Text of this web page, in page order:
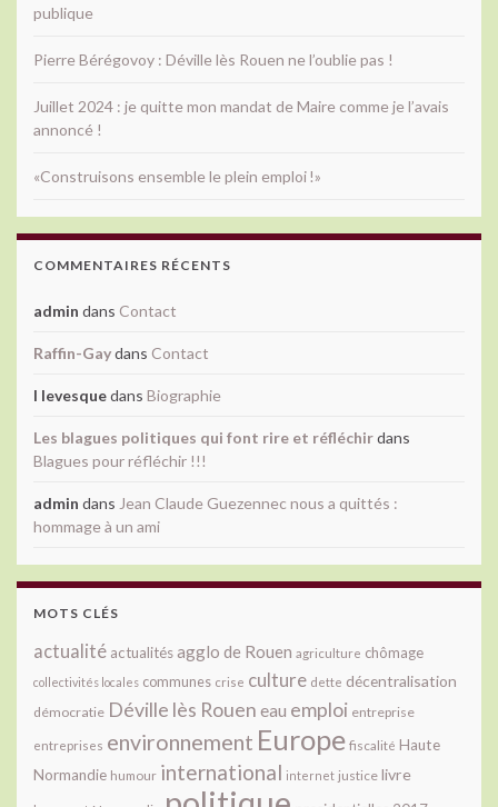
publique
Pierre Bérégovoy : Déville lès Rouen ne l’oublie pas !
Juillet 2024 : je quitte mon mandat de Maire comme je l’avais
annoncé !
«Construisons ensemble le plein emploi !»
COMMENTAIRES RÉCENTS
admin dans Contact
Raffin-Gaydans Contact
l levesquedans Biographie
Les blagues politiques qui font rire et réfléchirdans
Blagues pour réfléchir !!!
admin dans Jean Claude Guezennec nous a quittés :
hommage à un ami
MOTS CLÉS
actualité actualitésagglo de Rouen agriculture chômage
collectivités locales communes crise culture dette décentralisation
démocratie Déville lès Rouen eau emploi entreprise
entreprises environnement Europe fiscalité Haute
Normandie humour international internet justice livre